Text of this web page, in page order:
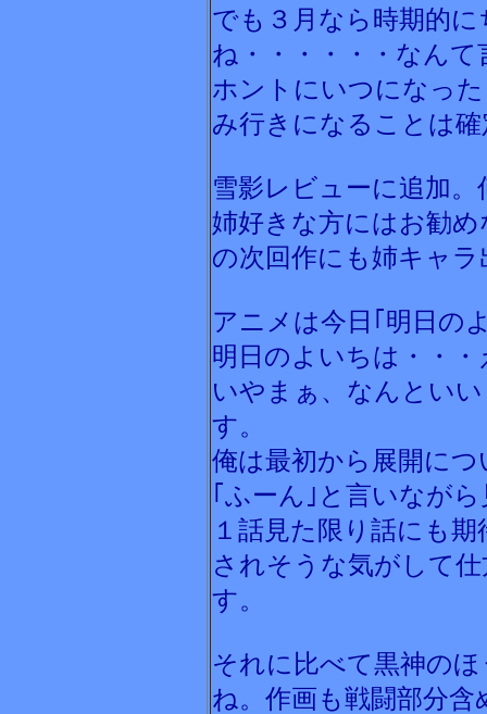
でも３月なら時期的
ね・・・・・・なん
ホントにいつになっ
み行きになることは
雪影レビューに追加
姉好きな方にはお勧
の次回作にも姉キャ
アニメは今日｢明日の
明日のよいちは・・
いやまぁ、なんとい
す。
俺は最初から展開に
｢ふーん｣と言いなが
１話見た限り話にも
されそうな気がして
す。
それに比べて黒神の
ね。作画も戦闘部分